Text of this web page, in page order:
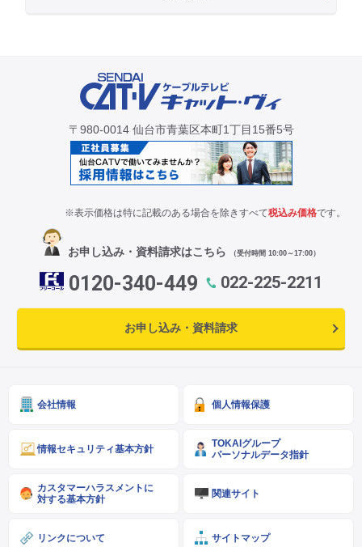
〒980-0014 仙台市青葉区本町1丁目15番5号
※表示価格は特に記載のある場合を除きすべて税込み価格です。
お申し込み・資料請求はこちら （受付時間 10:00～17:00）
0120-340-449 022-225-2211
お申し込み・資料請求
会社情報 個人情報保護
情報セキュリティ基本方針
TOKAIグループ
パーソナルデータ指針
カスタマーハラスメントに
対する基本方針
関連サイト
リンクについて サイトマップ